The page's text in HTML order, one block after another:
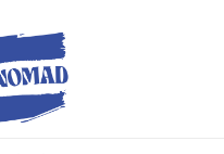
Neo
Nomad